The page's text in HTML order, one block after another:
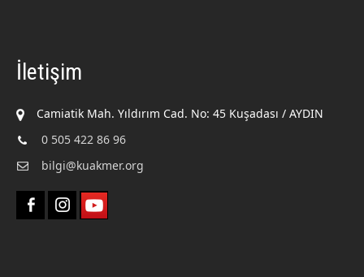
İletişim
Camiatik Mah. Yıldırım Cad. No: 45 Kuşadası / AYDIN
0 505 422 86 96
bilgi@kuakmer.org